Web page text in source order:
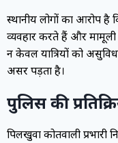
स्थानीय लोगों का आरोप है
व्यवहार करते हैं और
न केवल यात्रियों को
असर पड़ता है।
पुलिस की
पिलखुवा कोतवाली प्रभारी